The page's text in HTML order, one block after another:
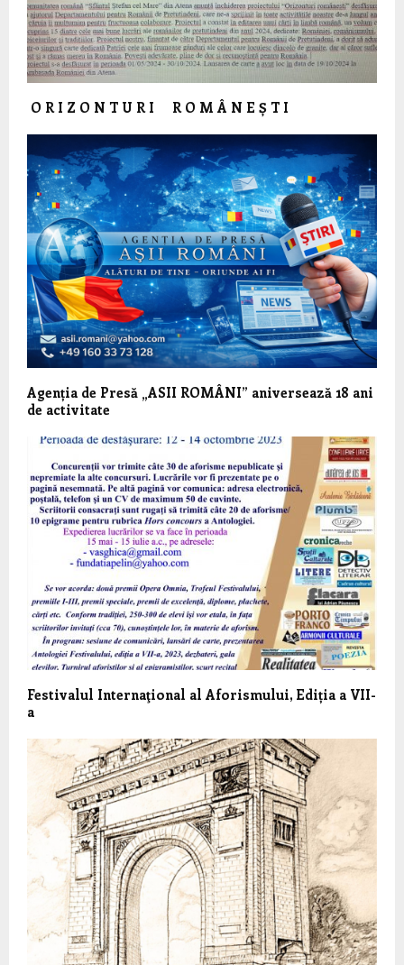
O R I Z O N T U R I R O M Â N E Ș T I
Agenția de Presă „ASII ROMÂNI” aniversează 18 ani
de activitate
Festivalul Internaţional al Aforismului, Ediția a VII-
a